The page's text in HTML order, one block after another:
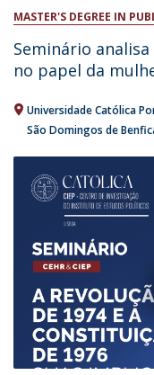
MASTER'S DEGREE IN
Seminário
no papel da
Universidade Católica
São Domingos de